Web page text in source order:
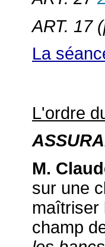
ART. 17
La
L'ordre
M.
sur une
maîtriser
champ